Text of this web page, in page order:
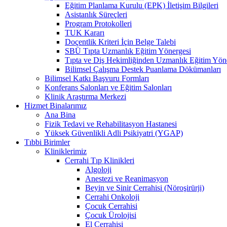
Eğitim Planlama Kurulu (EPK) İletişim Bilgileri
Asistanlık Süreçleri
Program Protokolleri
TUK Kararı
Doçentlik Kriteri İçin Belge Talebi
SBÜ Tıpta Uzmanlık Eğitim Yönergesi
Tıpta ve Diş Hekimliğinden Uzmanlık Eğitim
Bilimsel Çalışma Destek Puanlama Dökümanları
Bilimsel Katkı Başvuru Formları
Konferans Salonları ve Eğitim Salonları
Klinik Araştırma Merkezi
Hizmet Binalarımız
Ana Bina
Fizik Tedavi ve Rehabilitasyon Hastanesi
Yüksek Güvenlikli Adli Psikiyatri (YGAP)
Tıbbi Birimler
Kliniklerimiz
Cerrahi Tıp Klinikleri
Algoloji
Anestezi ve Reanimasyon
Beyin ve Sinir Cerrahisi (Nöroşirürji)
Cerrahi Onkoloji
Çocuk Cerrahisi
Çocuk Ürolojisi
El Cerrahisi